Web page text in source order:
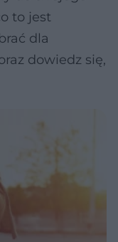
to jest
dla
dowiedz się,